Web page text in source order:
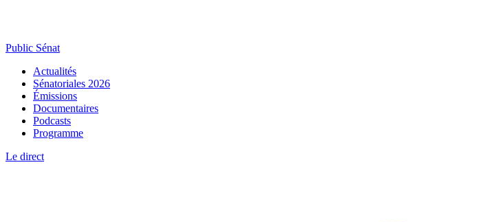
Public Sénat
Actualités
Sénatoriales 2026
Émissions
Documentaires
Podcasts
Programme
Le direct